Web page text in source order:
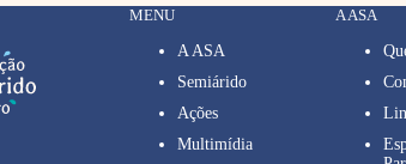
MENU
A ASA
Semiárido
Ações
Multimídia
A ASA